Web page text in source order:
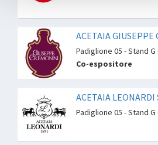
ACETAIA GIUSEPPE
Padiglione 05 - Stand G
Co-espositore
ACETAIA LEONARDI
Padiglione 05 - Stand G